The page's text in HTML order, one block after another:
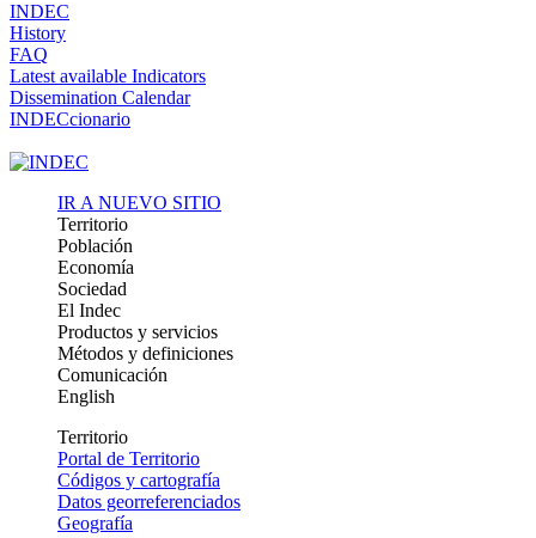
INDEC
History
FAQ
Latest available Indicators
Dissemination Calendar
INDECcionario
IR A NUEVO SITIO
Territorio
Población
Economía
Sociedad
El Indec
Productos y servicios
Métodos y definiciones
Comunicación
English
Territorio
Portal de Territorio
Códigos y cartografía
Datos georreferenciados
Geografía